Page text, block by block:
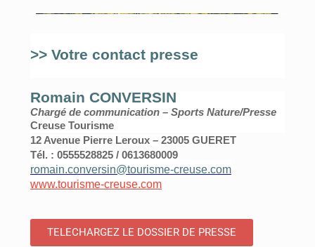
>> Votre contact presse
Romain CONVERSIN
Chargé de communication – Sports Nature/Presse
Creuse Tourisme
12 Avenue Pierre Leroux – 23005 GUERET
Tél. : 0555528825 / 0613680009
romain.conversin@tourisme-creuse.com
www.tourisme-creuse.com
TELECHARGEZ LE DOSSIER DE PRESSE